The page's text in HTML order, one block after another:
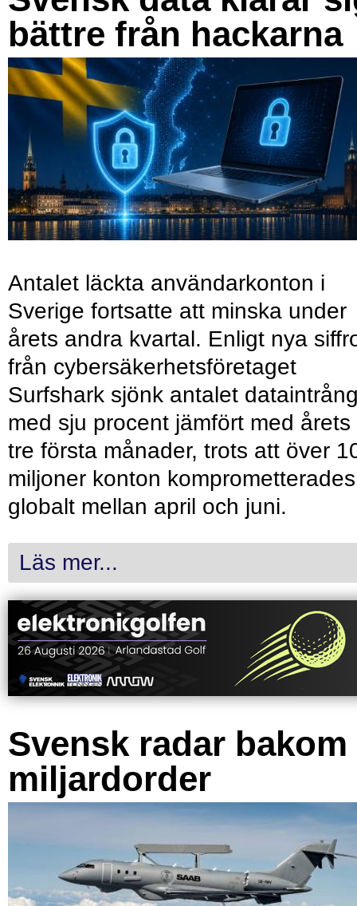
bättre från hackarna
Antalet läckta användarkonton i
Sverige fortsatte att minska under
årets andra kvartal. Enligt nya
från cybersäkerhetsföretaget
Surfshark sjönk antalet
med sju procent jämfört med årets
tre första månader, trots att över
miljoner konton komprometterades
globalt mellan april och juni.
Läs mer...
Svensk radar bakom
miljardorder